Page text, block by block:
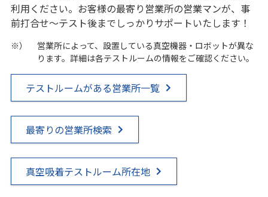
利用ください。お客様の最寄り営業所の営業マンが、事
前打合せ～テスト後までしっかりサポートいたします！
※）
営業所によって、設置している真空機器・ロボットが異な
ります。詳細は各テストルームの情報をご確認ください。
テストルームがある営業所一覧
最寄りの営業所検索
真空吸着テストルーム所在地